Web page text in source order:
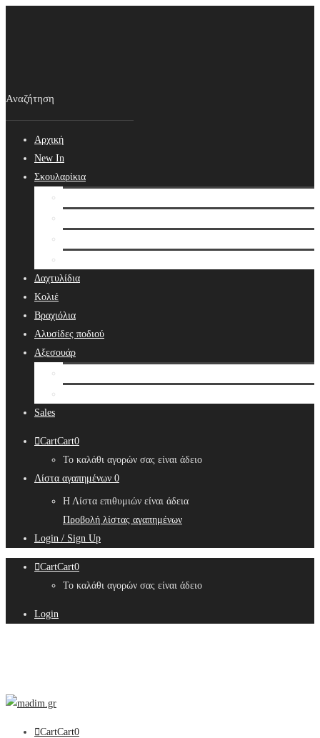
Αρχική
New In
Σκουλαρίκια
Δαχτυλίδια
Κολιέ
Βραχιόλια
Αλυσίδες ποδιού
Αξεσουάρ
Sales
CartCart0
Το καλάθι αγορών σας είναι άδειο
Λίστα αγαπημένων 0
Η Λίστα επιθυμιών είναι άδεια
Προβολή λίστας αγαπημένων
Login / Sign Up
CartCart0
Το καλάθι αγορών σας είναι άδειο
Login
CartCart0